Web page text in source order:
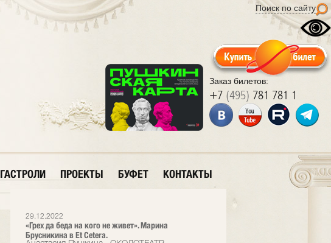
Поиск по сайту
Заказ билетов:
+7 (495) 781 781 1
ГАСТРОЛИ ПРОЕКТЫ БУФЕТ КОНТАКТЫ
29.12.2022
«Грех да беда на кого не живет». Марина
Брусникина в Et Cetera.